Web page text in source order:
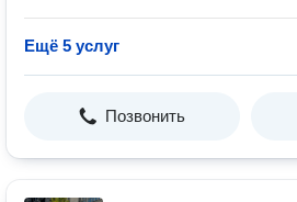
Ещё 5 услуг
Позвонить